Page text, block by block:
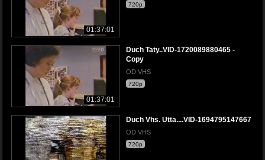
01:37:01
720p
01:37:01
Duch Taty..VID-1720089880465 -
Copy
OD VHS
720p
Duch Vhs. Utta....VID-1694795147667
OD VHS
720p